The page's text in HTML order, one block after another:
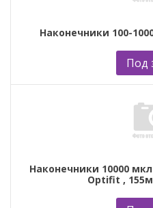
Наконечники 100-
Под
Наконечники 10000
Optifit ,